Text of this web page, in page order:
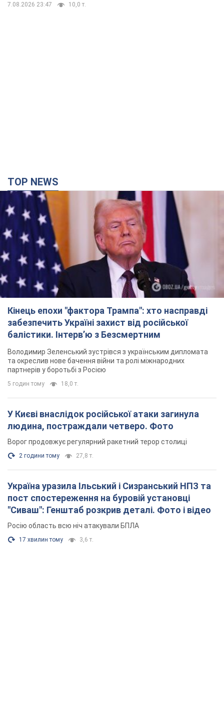
7.08.2026 23:47 10,0 т.
TOP NEWS
Кінець епохи "фактора Трампа": хто насправді
забезпечить Україні захист від російської
балістики. Інтерв’ю з Безсмертним
Володимир Зеленський зустрівся з українським дипломата
та окреслив нове бачення війни та ролі міжнародних
партнерів у боротьбі з Росією
5 годин тому 18,0 т.
У Києві внаслідок російської атаки загинула
людина, постраждали четверо. Фото
Ворог продовжує регулярний ракетний терор столиці
2 години тому 27,8 т.
Україна уразила Ільський і Сизранський НПЗ та
пост спостереження на буровій установці
"Сиваш": Генштаб розкрив деталі. Фото і відео
Росію область всю ніч атакували БПЛА
17 хвилин тому 3,6 т.